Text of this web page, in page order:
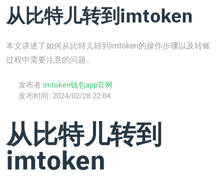
从比特儿转到imtoken
本文讲述了如何从比特儿转到imtoken的操作步骤以及转账
过程中需要注意的问题。
发布者:imtoken钱包app官网
发布时间: 2024/02/28 22:04
从比特儿转到
imtoken